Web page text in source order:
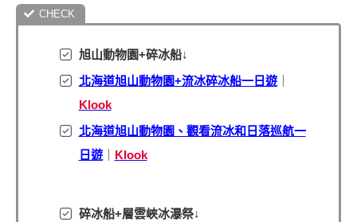
旭山動物園+碎冰船↓
北海道旭山動物園+流冰碎冰船一日遊｜
Klook
北海道旭山動物園、觀看流冰和日落巡航一
日遊｜ Klook
碎冰船+層雲峽冰瀑祭↓